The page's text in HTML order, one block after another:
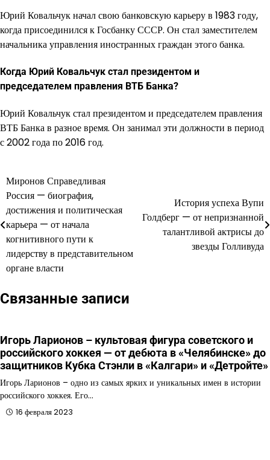
Юрий Ковальчук начал свою банковскую карьеру в 1983 году,
когда присоединился к Госбанку СССР. Он стал заместителем
начальника управления иностранных граждан этого банка.
Когда Юрий Ковальчук стал президентом и
председателем правления ВТБ Банка?
Юрий Ковальчук стал президентом и председателем правления
ВТБ Банка в разное время. Он занимал эти должности в период
с 2002 года по 2016 год.
Навигация
по
записям
Миронов Справедливая
Россия — биография,
достижения и политическая
карьера — от начала
когнитивного пути к
лидерству в представительном
органе власти
История успеха Вупи
Голдберг — от непризнанной
талантливой актрисы до
звезды Голливуда
Связанные записи
Игорь Ларионов – культовая фигура советского и
российского хоккея — от дебюта в «Челябинске» до
защитников Кубка Стэнли в «Калгари» и «Детройте»
Игорь Ларионов – одно из самых ярких и уникальных имен в истории
российского хоккея. Его…
16 февраля 2023